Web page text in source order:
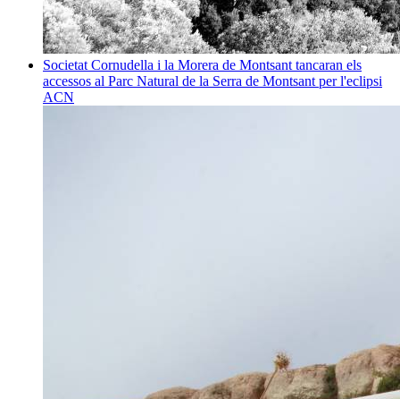
Societat Cornudella i la Morera de Montsant tancaran els
accessos al Parc Natural de la Serra de Montsant per l'eclipsi
ACN